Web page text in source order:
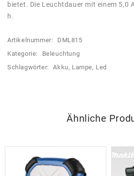
bietet. Die Leuchtdauer mit einem 5,0
h.
Artikelnummer:
DML815
Kategorie:
Beleuchtung
Schlagwörter:
Akku, Lampe, Led
Ähnliche